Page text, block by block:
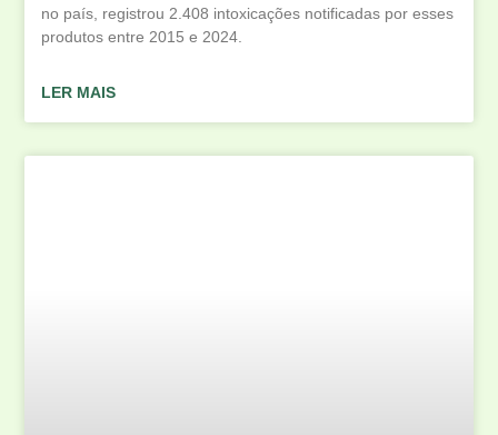
no país, registrou 2.408 intoxicações notificadas por esses
produtos entre 2015 e 2024.
LER MAIS